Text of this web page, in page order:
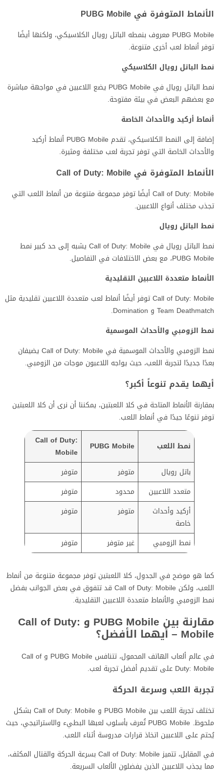
الأنماط المتوفرة في PUBG Mobile
PUBG Mobile معروف بنمطه الباتل رويال الكلاسيكي، ولكنها أيضًا
توفر أنماط لعب أخرى متنوعة.
نمط الباتل رويال الكلاسيكي
نمط الباتل رويال في PUBG Mobile يضع اللاعبين في مواجهة مباشرة
مع بعضهم البعض في بيئة مفتوحة.
أنماط أركيد والأحداث الخاصة
إضافة إلى النمط الكلاسيكي، تقدم PUBG Mobile أنماط أركيد
والأحداث الخاصة التي توفر تجربة لعب مختلفة ومثيرة.
الأنماط المتوفرة في Call of Duty: Mobile
Call of Duty: Mobile أيضًا توفر مجموعة متنوعة من أنماط اللعب التي
تجذب مختلف أنواع اللاعبين.
نمط الباتل رويال
نمط الباتل رويال في Call of Duty: Mobile يشبه إلى حد كبير نمط
PUBG Mobile، مع بعض الاختلافات في التفاصيل.
الأنماط متعددة اللاعبين التقليدية
Call of Duty: Mobile توفر أيضًا أنماط لعب متعددة اللاعبين تقليدية مثل
Team Deathmatch و Domination.
نمط الزومبي والأحداث الموسمية
نمط الزومبي والأحداث الموسمية في Call of Duty: Mobile يضيفان
بعدًا جديدًا لتجربة اللعب، حيث يواجه اللاعبون موجات من الزومبي.
أيهما يقدم تنوعاً أكبر؟
بمقارنة الأنماط المتاحة في كلا اللعبتين، يمكننا أن نرى أن كلا اللعبتين
توفر تنوعًا جيدًا في أنماط اللعب.
نمط اللعب PUBG Mobile
Call of Duty:
Mobile
باتل رويال
متوفر
متوفر
متعدد اللاعبين
محدود
متوفر
أركيد وأحداث
خاصة
متوفر متوفر
نمط الزومبي غير متوفر متوفر
كما هو موضح في الجدول، كلا اللعبتين توفر مجموعة متنوعة من أنماط
اللعب، ولكن Call of Duty: Mobile قد تتفوق في بعض الجوانب بفضل
نمط الزومبي والأنماط متعددة اللاعبين التقليدية.
مقارنة بين PUBG Mobile و Call of Duty:
Mobile – أيهما الأفضل؟
في عالم ألعاب الهاتف المحمول، تتنافس PUBG Mobile و Call of
Duty: Mobile على تقديم أفضل تجربة لعب.
تجربة اللعب وسرعة الحركة
تختلف تجربة اللعب بين PUBG Mobile و Call of Duty: Mobile بشكل
ملحوظ. PUBG Mobile تُعرف بأسلوب لعبها البطيء والاستراتيجي، حيث
يُحتم على اللاعبين اتخاذ قرارات مدروسة أثناء اللعب.
في المقابل، تتميز Call of Duty: Mobile بسرعة الحركة والقتال المكثف،
مما يجذب اللاعبين الذين يفضلون الألعاب السريعة.